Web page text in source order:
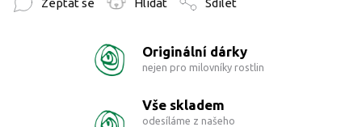
Zeptat se Hlídat Sdílet
Originální dárky
nejen pro milovníky rostlin
Vše skladem
odesíláme z našeho